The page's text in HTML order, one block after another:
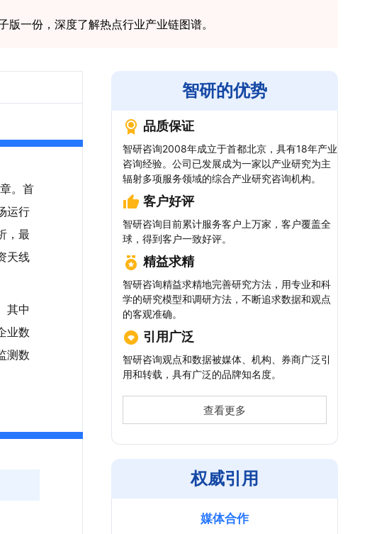
版一份，深度了解热点行业产业链图谱。
。首
运行
，最
天线
其中
业数
测数
智研的优势
品质保证
智研咨询2008年成立于首都北京，具有18年产业
咨询经验。公司已发展成为一家以产业研究为主
辐射多项服务领域的综合产业研究咨询机构。
客户好评
智研咨询目前累计服务客户上万家，客户覆盖全
球，得到客户一致好评。
精益求精
智研咨询精益求精地完善研究方法，用专业和科
学的研究模型和调研方法，不断追求数据和观点
的客观准确。
引用广泛
智研咨询观点和数据被媒体、机构、券商广泛引
用和转载，具有广泛的品牌知名度。
查看更多
权威引用
媒体合作